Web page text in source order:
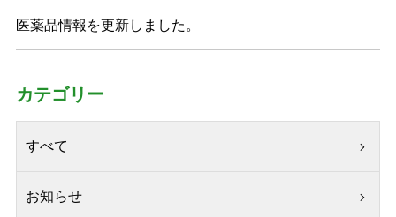
医薬品情報を更新しました。
カテゴリー
すべて
お知らせ